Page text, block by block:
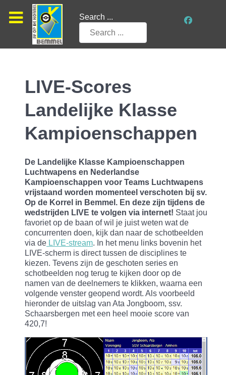
Search ...
LIVE-Scores
Landelijke Klasse
Kampioenschappen
De Landelijke Klasse Kampioenschappen
Luchtwapens en Nederlandse
Kampioenschappen voor Teams Luchtwapens
vrijstaand worden momenteel verschoten bij sv.
Op de Korrel in Bemmel. En deze zijn tijdens de
wedstrijden LIVE te volgen via internet! Staat jou
favoriet op de baan of wil je juist weten wat de
concurrenten doen, kijk dan naar de schotbeelden
via de LIVE-stream. In het menu links bovenin het
LIVE-scherm is direct tussen de disciplines te
kiezen. Tevens zijn de geschoten series en
schotbeelden nog terug te kijken door op de
namen van de deelnemers te klikken, waarna een
volgende venster geopend wordt. Als voorbeeld
hieronder de uitslag van Ata Jongboom, ssv.
Schaarsbergen met een heel mooie score van
420,7!